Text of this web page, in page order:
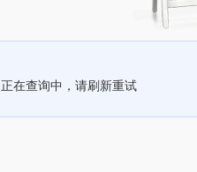
正在查询中，请刷新重试